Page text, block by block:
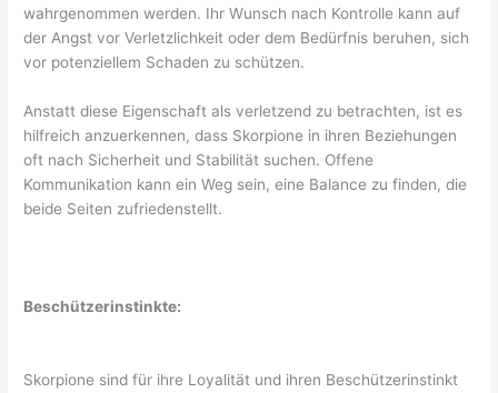
wahrgenommen werden. Ihr Wunsch nach Kontrolle kann auf
der Angst vor Verletzlichkeit oder dem Bedürfnis beruhen, sich
vor potenziellem Schaden zu schützen.
Anstatt diese Eigenschaft als verletzend zu betrachten, ist es
hilfreich anzuerkennen, dass Skorpione in ihren Beziehungen
oft nach Sicherheit und Stabilität suchen. Offene
Kommunikation kann ein Weg sein, eine Balance zu finden, die
beide Seiten zufriedenstellt.
Beschützerinstinkte:
Skorpione sind für ihre Loyalität und ihren Beschützerinstinkt